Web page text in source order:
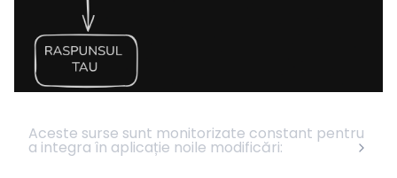
Aceste surse sunt monitorizate constant pentru
a integra în aplicație noile modificări: